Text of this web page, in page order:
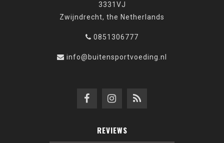
3331VJ
Zwijndrecht, the Netherlands
0851306777
info@buitensportvoeding.nl
REVIEWS